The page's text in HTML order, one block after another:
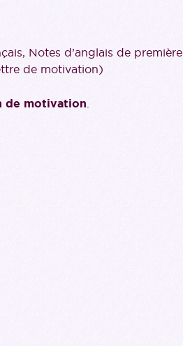
Notes d’anglais de première
de motivation)
de motivation.